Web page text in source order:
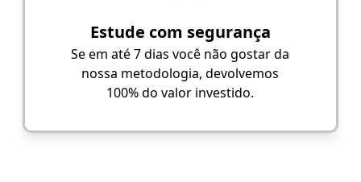
Estude com segurança
Se em até 7 dias você não gostar da
nossa metodologia, devolvemos
100% do valor investido.